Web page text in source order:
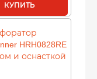
КУПИТЬ